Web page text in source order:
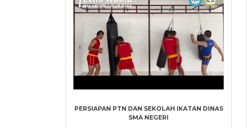
PERSIAPAN PTN DAN SEKOLAH IKATAN DINAS
SMA NEGERI